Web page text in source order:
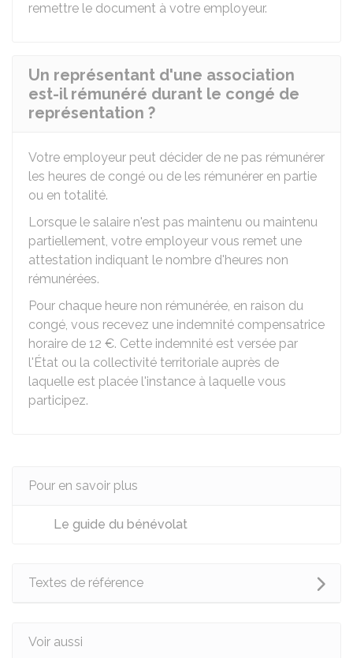
remettre le document à votre employeur.
Un représentant d'une association
est-il rémunéré durant le congé de
représentation ?
Votre employeur peut décider de ne pas rémunérer
les heures de congé ou de les rémunérer en partie
ou en totalité.
Lorsque le salaire n'est pas maintenu ou maintenu
partiellement, votre employeur vous remet une
attestation indiquant le nombre d'heures non
rémunérées.
Pour chaque heure non rémunérée, en raison du
congé, vous recevez une indemnité compensatrice
horaire de 12 €. Cette indemnité est versée par
l'État ou la collectivité territoriale auprès de
laquelle est placée l'instance à laquelle vous
participez.
Pour en savoir plus
Le guide du bénévolat
Textes de référence
Voir aussi